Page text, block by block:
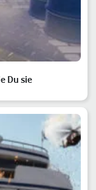
Du sie